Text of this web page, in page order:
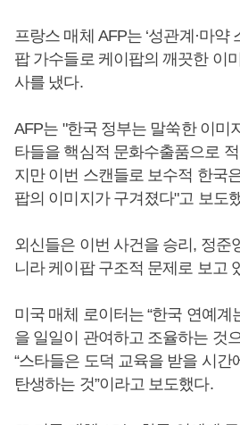
프랑스 매체 AFP는 ‘성관계·마약
팝 가수들로 케이팝의 깨끗한 이
사를 냈다.
AFP는 "한국 정부는 말쑥한 이미
타들을 핵심적 문화수출품으로
지만 이번 스캔들로 보수적 한국
팝의 이미지가 구겨졌다"고 보도
외신들은 이번 사건을 승리, 정준
니라 케이팝 구조적 문제로 보고
미국 매체 로이터는 “한국 연예계
을 일일이 관여하고 조율하는 것으
“스타들은 도덕 교육을 받을 시간
탄생하는 것”이라고 보도했다.